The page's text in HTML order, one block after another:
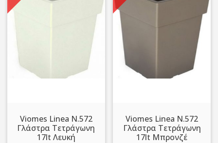
Viomes Linea N.572
Γλάστρα Τετράγωνη
17lt Λευκή
Viomes Linea N.572
Γλάστρα Τετράγωνη
17lt Μπρονζέ